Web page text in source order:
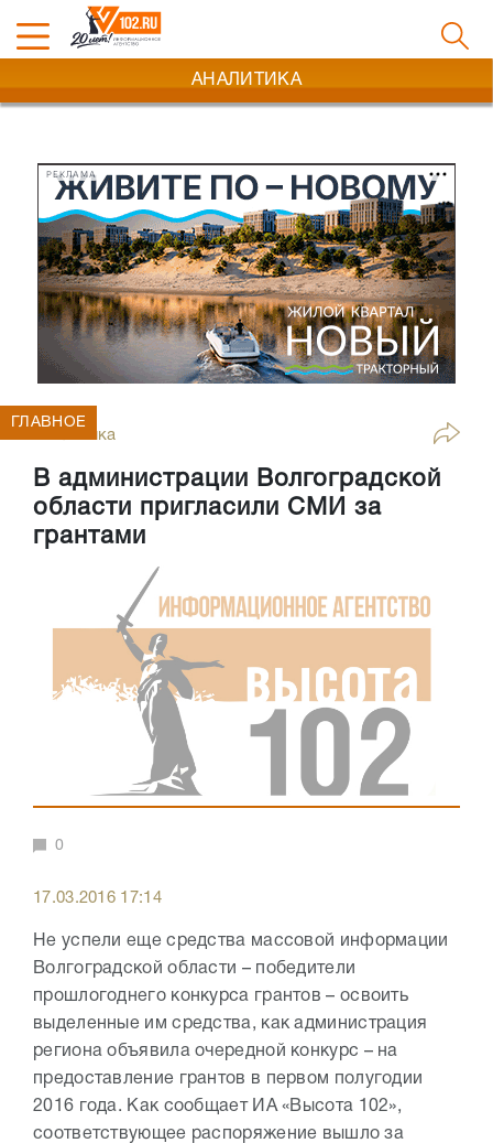
АНАЛИТИКА
РЕКЛАМА
Аналитика
В администрации Волгоградской
области пригласили СМИ за
грантами
ГЛАВНОЕ
0
17.03.2016 17:14
Не успели еще средства массовой информации
Волгоградской области – победители
прошлогоднего конкурса грантов – освоить
выделенные им средства, как администрация
региона объявила очередной конкурс – на
предоставление грантов в первом полугодии
2016 года. Как сообщает ИА «Высота 102»,
соответствующее распоряжение вышло за